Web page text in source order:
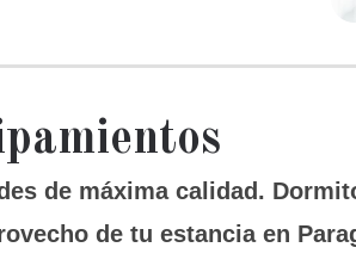
de máxima calidad.
de tu estancia en